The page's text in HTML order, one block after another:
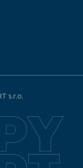
s.r.o.